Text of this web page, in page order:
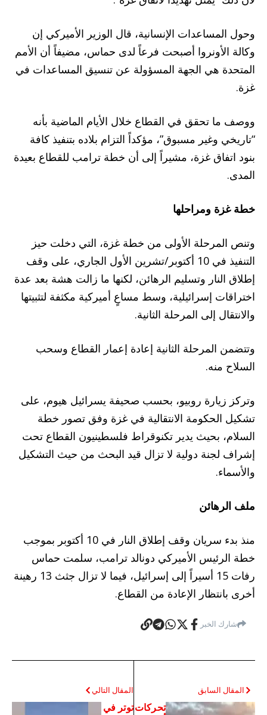
وحول المساعدات الإنسانية، قال الوزير الأميركي إن
وكالة الأونروا أصبحت فرعاً لدى حماس، مضيفاً أن الأمم
المتحدة هي الجهة المسؤولة عن تنسيق المساعدات في
غزة.
ووصف ما تحقق في القطاع خلال الأيام الماضية بأنه
“تاريخي وغير مسبوق”، مؤكداً التزام بلاده بتنفيذ كافة
بنود اتفاق غزة، مشيراً إلى أن خطة ترامب للقطاع بعيدة
المدى.
خطة غزة ومراحلها
وتنص المرحلة الأولى من خطة غزة، التي دخلت حيز
التنفيذ في 10 أكتوبر/تشرين الأول الجاري، على وقف
إطلاق النار وتسليم الرهائن، لكنها ما زالت هشة بعد عدة
اختراقات إسرائيلية، وسط مساعٍ أميركية مكثفة لتثبيتها
والانتقال إلى المرحلة الثانية.
وتتضمن المرحلة الثانية إعادة إعمار القطاع وسحب
السلاح منه.
وتركز زيارة روبيو، بحسب صحيفة يسرائيل هيوم، على
تشكيل الحكومة الانتقالية في غزة وفق تصور خطة
السلام، بحيث يدير تكنوقراط فلسطينيون القطاع تحت
إشراف لجنة دولية لا تزال قيد البحث من حيث التشكيل
والأسماء.
ملف الرهائن
منذ بدء سريان وقف إطلاق النار في 10 أكتوبر بموجب
خطة الرئيس الأميركي دونالد ترامب، سلمت حماس
رفات 15 أسيراً إلى إسرائيل، فيما لا تزال جثث 13 رهينة
أخرى بانتظار الإعادة من القطاع.
شارك الخبر
المقال السابق
تحركات
المقال التالي
توتر في